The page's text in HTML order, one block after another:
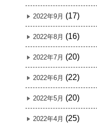
2022年9月 (17)
2022年8月 (16)
2022年7月 (20)
2022年6月 (22)
2022年5月 (20)
2022年4月 (25)